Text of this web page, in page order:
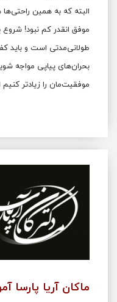
البته که به همین راحتی‌ها
موفق انقدر کم نبود!
طولانی‌مدتی است و باید
بحران‌های پیاپی مواجه
موفقیت‌مان را زیادتر
ماکان آریا